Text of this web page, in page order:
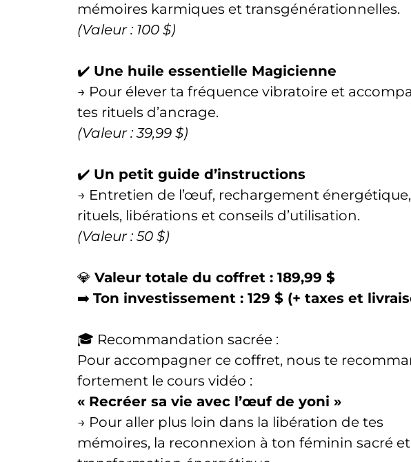
mémoires karmiques et transgénérationnelles.
(Valeur : 100 $)
✔️ Une huile essentielle Magicienne
→ Pour élever ta fréquence vibratoire et
tes rituels d’ancrage.
(Valeur : 39,99 $)
✔️ Un petit guide d’instructions
→ Entretien de l’œuf, rechargement énergétique,
rituels, libérations et conseils d’utilisation.
(Valeur : 50 $)
💎 Valeur totale du coffret : 189,99 $
➡️ Ton investissement : 129 $ (+ taxes et
🎓 Recommandation sacrée :
Pour accompagner ce coffret, nous te
fortement le cours vidéo :
« Recréer sa vie avec l’œuf de yoni »
→ Pour aller plus loin dans la libération de tes
mémoires, la reconnexion à ton féminin sacré et